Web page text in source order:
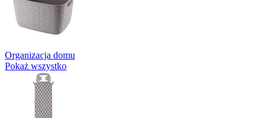
Organizacja domu
Pokaż wszystko